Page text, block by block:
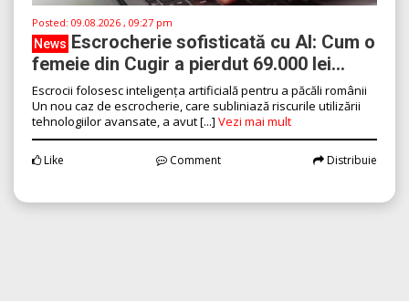
Posted: 09.08.2026 , 09:27 pm
News Escrocherie sofisticată cu AI: Cum o
femeie din Cugir a pierdut 69.000 lei...
Escrocii folosesc inteligența artificială pentru a păcăli românii
Un nou caz de escrocherie, care subliniază riscurile utilizării
tehnologiilor avansate, a avut [...] Vezi mai mult
Like Comment Distribuie